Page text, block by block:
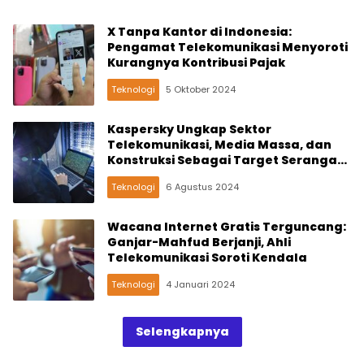
X Tanpa Kantor di Indonesia:
Pengamat Telekomunikasi Menyoroti
Kurangnya Kontribusi Pajak
Teknologi 5 Oktober 2024
Kaspersky Ungkap Sektor
Telekomunikasi, Media Massa, dan
Konstruksi Sebagai Target Serangan
Siber Teratas Paruh Pertama 2024
Teknologi 6 Agustus 2024
Wacana Internet Gratis Terguncang:
Ganjar-Mahfud Berjanji, Ahli
Telekomunikasi Soroti Kendala
Teknologi 4 Januari 2024
Selengkapnya